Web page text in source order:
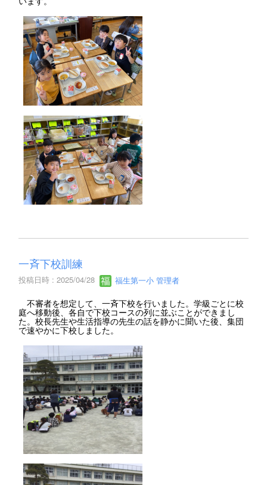
一斉下校訓練
投稿日時 : 2025/04/28 福生第一小 管理者
不審者を想定して、一斉下校を行いました。学級ごとに校
庭へ移動後、各自で下校コースの列に並ぶことができまし
た。校長先生や生活指導の先生の話を静かに聞いた後、集団
で速やかに下校しました。